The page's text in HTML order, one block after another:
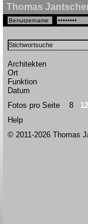
Thomas
Architekten
Ort
Funktion
Datum
Fotos pro Seite 8 12
Help
© 2011-2026 Thomas